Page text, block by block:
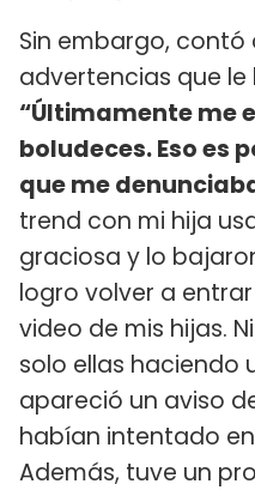
Sin embargo,
advertencias que
“Últimamente me
boludeces. Eso es
que me
trend con mi hija
graciosa y lo
logro volver a
video de mis hijas.
solo ellas haciendo
apareció un aviso
habían intentado
Además, tuve un